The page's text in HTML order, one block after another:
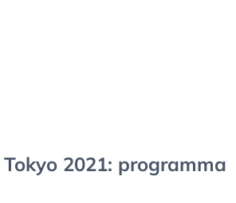
2021: programma